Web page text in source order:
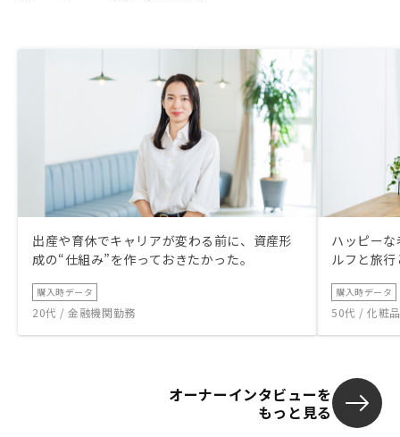
出産や育休でキャリアが変わる前に、資産形
成の“仕組み”を作っておきたかった。
購入時データ
20代 / 金融機関勤務
ハッピー
ルフと旅
購入時データ
50代 / 化粧
オーナーインタビューを
もっと見る